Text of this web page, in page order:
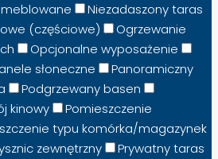
Niezadaszony taras
(częściowe)
Ogrzewanie
Opcjonalne wyposażenie
słoneczne
Panoramiczny
Podgrzewany basen
kinowy
Pomieszczenie
typu komórka/magazynek
zewnętrzny
Prywatny taras